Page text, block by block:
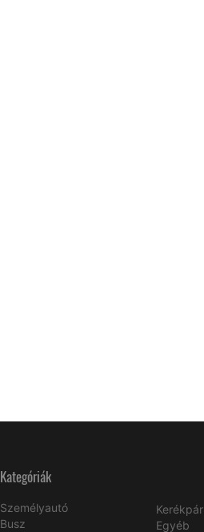
Kategóriák
Személyautó
Busz
Kerékpár
Egyéb